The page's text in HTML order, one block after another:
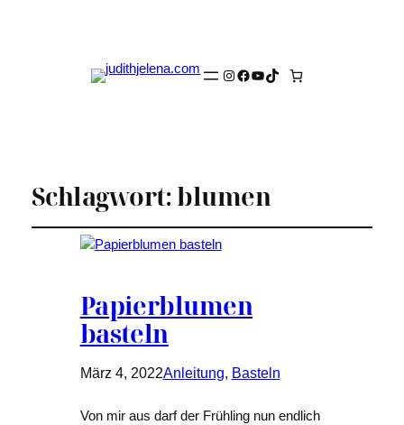
Instagram
Facebook
YouTube
TikTok
Schlagwort:blumen
Papierblumen
basteln
März 4, 2022Anleitung, Basteln
Von mir aus darf der Frühling nun endlich